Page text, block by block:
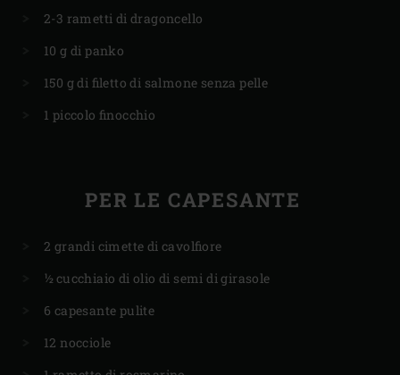
2-3 rametti di dragoncello
10 g di panko
150 g di filetto di salmone senza pelle
1 piccolo finocchio
PER LE CAPESANTE
2 grandi cimette di cavolfiore
½ cucchiaio di olio di semi di girasole
6 capesante pulite
12 nocciole